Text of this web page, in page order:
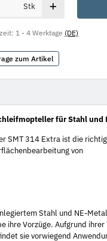
Stk
1 - 4 Werktage (DE)
zum Artikel
für Stahl und
SMT 314 Extra ist die
von
Stahl und NE-
ihre Vorzüge. Aufgrund
sie vorwiegend